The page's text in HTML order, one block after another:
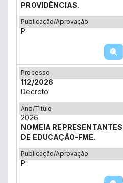
PROVIDÊNCIAS.
Publicação/Aprovação
P:
Processo
112/2026
Decreto
Ano/Titulo
2026
NOMEIA
DE EDUCAÇÃO-FME.
Publicação/Aprovação
P: